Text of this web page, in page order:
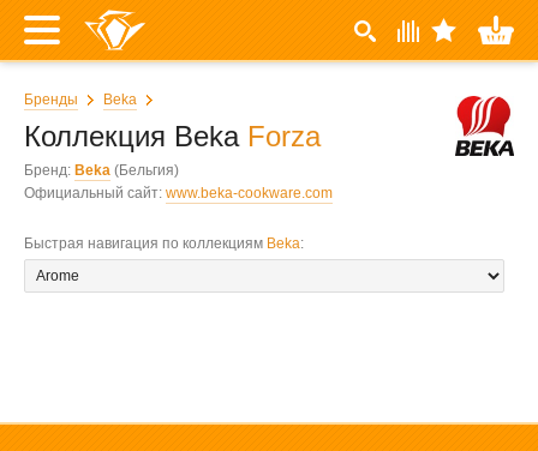
Бренды Beka
Коллекция Beka Forza
Бренд: Beka (Бельгия)
Официальный сайт: www.beka-cookware.com
Быстрая навигация по коллекциям Beka: